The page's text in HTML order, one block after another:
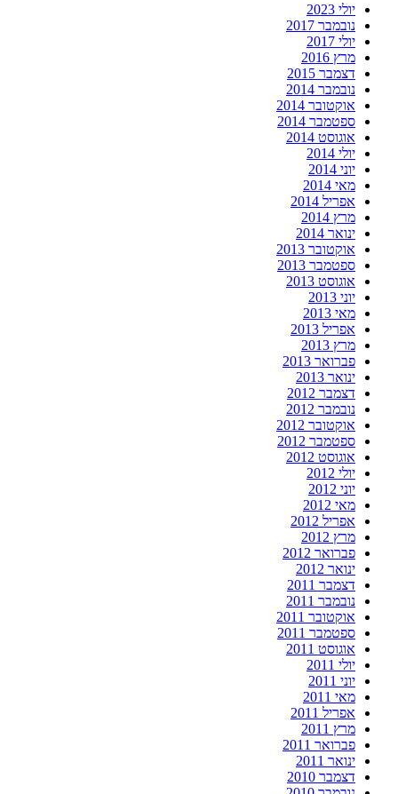
יולי 2023
נובמבר 2017
יולי 2017
מרץ 2016
דצמבר 2015
נובמבר 2014
אוקטובר 2014
ספטמבר 2014
אוגוסט 2014
יולי 2014
יוני 2014
מאי 2014
אפריל 2014
מרץ 2014
ינואר 2014
אוקטובר 2013
ספטמבר 2013
אוגוסט 2013
יוני 2013
מאי 2013
אפריל 2013
מרץ 2013
פברואר 2013
ינואר 2013
דצמבר 2012
נובמבר 2012
אוקטובר 2012
ספטמבר 2012
אוגוסט 2012
יולי 2012
יוני 2012
מאי 2012
אפריל 2012
מרץ 2012
פברואר 2012
ינואר 2012
דצמבר 2011
נובמבר 2011
אוקטובר 2011
ספטמבר 2011
אוגוסט 2011
יולי 2011
יוני 2011
מאי 2011
אפריל 2011
מרץ 2011
פברואר 2011
ינואר 2011
דצמבר 2010